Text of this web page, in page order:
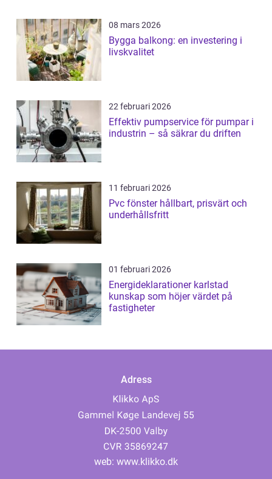
08 mars 2026
Bygga balkong: en investering i
livskvalitet
22 februari 2026
Effektiv pumpservice för pumpar i
industrin – så säkrar du driften
11 februari 2026
Pvc fönster hållbart, prisvärt och
underhållsfritt
01 februari 2026
Energideklarationer karlstad
kunskap som höjer värdet på
fastigheter
Adress
web: www.klikko.dk